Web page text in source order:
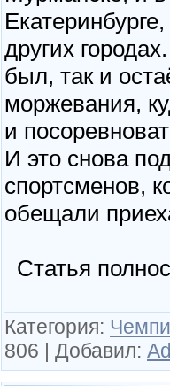
других
был, так и
моржевания,
и
И это снова
спортсменов,
обещали
Статья
Категория:
806 | Добавил: